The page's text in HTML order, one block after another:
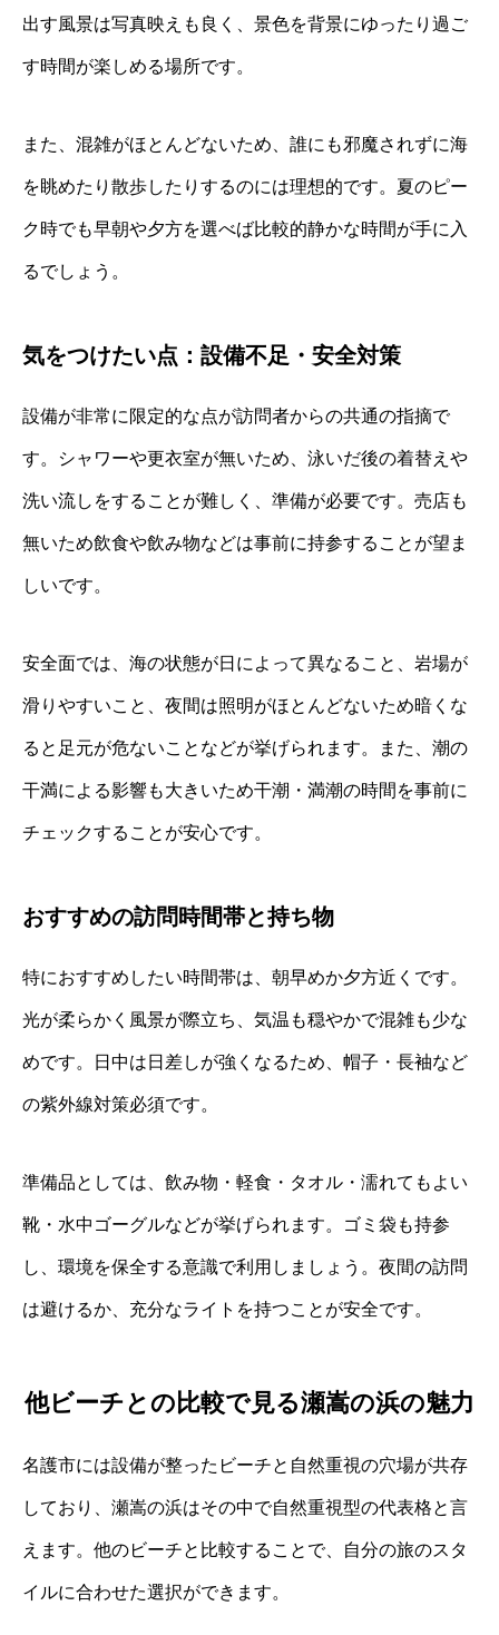
出す風景は写真映えも良く、景色を背景にゆったり過ご
す時間が楽しめる場所です。
また、混雑がほとんどないため、誰にも邪魔されずに海
を眺めたり散歩したりするのには理想的です。夏のピー
ク時でも早朝や夕方を選べば比較的静かな時間が手に入
るでしょう。
気をつけたい点：設備不足・安全対策
設備が非常に限定的な点が訪問者からの共通の指摘で
す。シャワーや更衣室が無いため、泳いだ後の着替えや
洗い流しをすることが難しく、準備が必要です。売店も
無いため飲食や飲み物などは事前に持参することが望ま
しいです。
安全面では、海の状態が日によって異なること、岩場が
滑りやすいこと、夜間は照明がほとんどないため暗くな
ると足元が危ないことなどが挙げられます。また、潮の
干満による影響も大きいため干潮・満潮の時間を事前に
チェックすることが安心です。
おすすめの訪問時間帯と持ち物
特におすすめしたい時間帯は、朝早めか夕方近くです。
光が柔らかく風景が際立ち、気温も穏やかで混雑も少な
めです。日中は日差しが強くなるため、帽子・長袖など
の紫外線対策必須です。
準備品としては、飲み物・軽食・タオル・濡れてもよい
靴・水中ゴーグルなどが挙げられます。ゴミ袋も持参
し、環境を保全する意識で利用しましょう。夜間の訪問
は避けるか、充分なライトを持つことが安全です。
他ビーチとの比較で見る瀬嵩の浜の魅力
名護市には設備が整ったビーチと自然重視の穴場が共存
しており、瀬嵩の浜はその中で自然重視型の代表格と言
えます。他のビーチと比較することで、自分の旅のスタ
イルに合わせた選択ができます。